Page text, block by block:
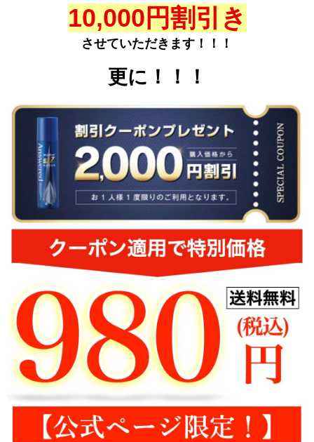
10,000円割引き
させていただきます！！！
更に！！！